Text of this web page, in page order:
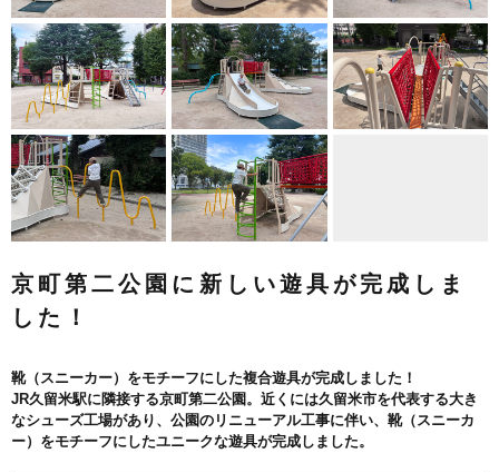
京町第二公園に新しい遊具が完成しま
した！
靴（スニーカー）をモチーフにした複合遊具が完成しました！
JR久留米駅に隣接する京町第二公園。近くには久留米市を代表する大き
なシューズ工場があり、公園のリニューアル工事に伴い、靴（スニーカ
ー）をモチーフにしたユニークな遊具が完成しました。